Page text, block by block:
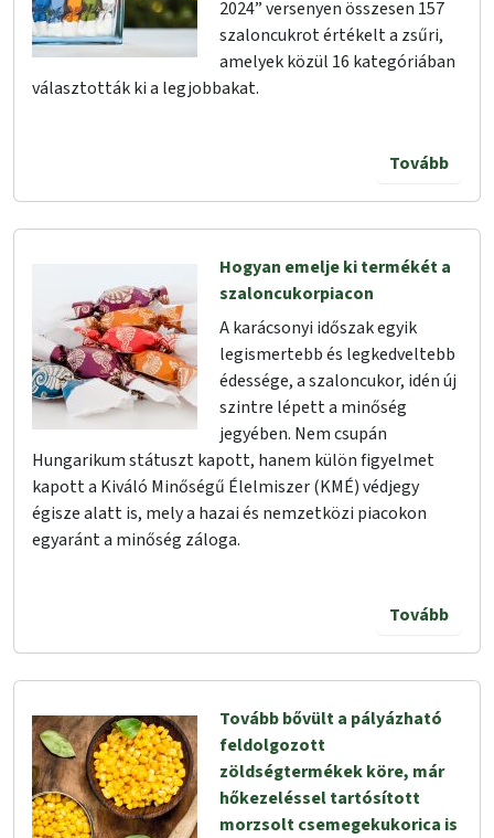
2024” versenyen összesen 157
szaloncukrot értékelt a zsűri,
amelyek közül 16 kategóriában
választották ki a legjobbakat.
Tovább
Hogyan emelje ki termékét a
szaloncukorpiacon
A karácsonyi időszak egyik
legismertebb és legkedveltebb
édessége, a szaloncukor, idén új
szintre lépett a minőség
jegyében. Nem csupán
Hungarikum státuszt kapott, hanem külön figyelmet
kapott a Kiváló Minőségű Élelmiszer (KMÉ) védjegy
égisze alatt is, mely a hazai és nemzetközi piacokon
egyaránt a minőség záloga.
Tovább
Tovább bővült a pályázható
feldolgozott
zöldségtermékek köre, már
hőkezeléssel tartósított
morzsolt csemegekukorica is